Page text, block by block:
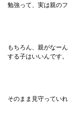
勉強って、実は親の
もちろん、親がなー
する子はいいんです。
そのまま見守っていれ